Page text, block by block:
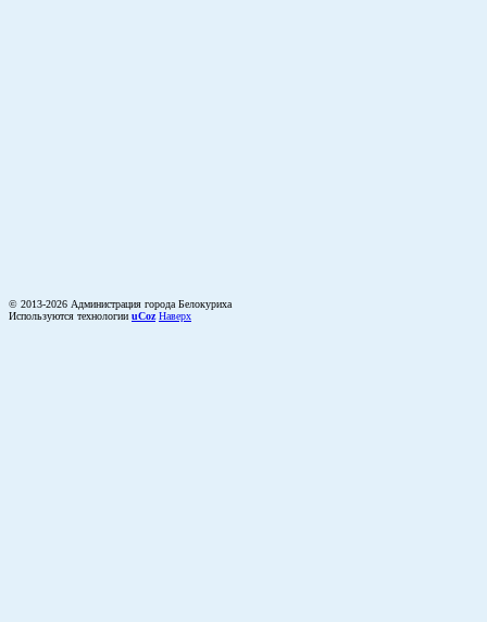
© 2013-2026 Администрация города Белокуриха
Используются технологии uCoz Наверх